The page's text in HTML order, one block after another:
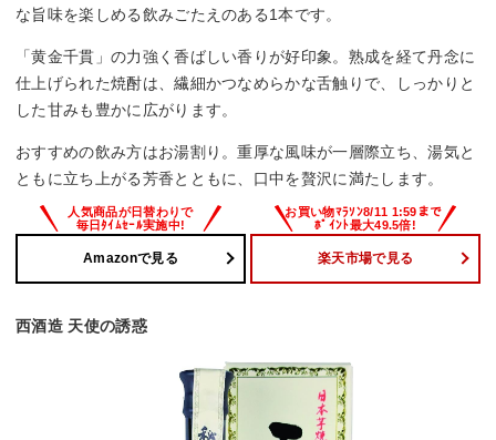
な旨味を楽しめる飲みごたえのある1本です。
「黄金千貫」の力強く香ばしい香りが好印象。熟成を経て丹念に
仕上げられた焼酎は、繊細かつなめらかな舌触りで、しっかりと
した甘みも豊かに広がります。
おすすめの飲み方はお湯割り。重厚な風味が一層際立ち、湯気と
ともに立ち上がる芳香とともに、口中を贅沢に満たします。
Amazonで見る 楽天市場で見る
西酒造 天使の誘惑